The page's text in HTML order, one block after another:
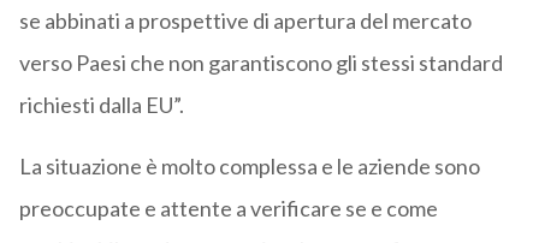
se abbinati a prospettive di apertura del mercato
verso Paesi che non garantiscono gli stessi standard
richiesti dalla EU”.
La situazione è molto complessa e le aziende sono
preoccupate e attente a verificare se e come